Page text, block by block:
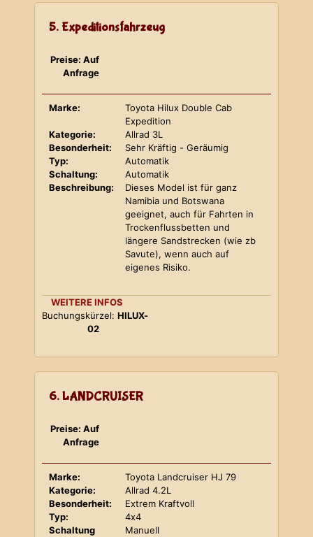
5. Expeditionsfahrzeug
Preise: Auf
Anfrage
Marke:
Toyota Hilux Double Cab
Expedition
Kategorie:
Allrad 3L
Besonderheit:
Sehr Kräftig - Geräumig
Typ:
Automatik
Schaltung:
Automatik
Beschreibung:
Dieses Model ist für ganz
Namibia und Botswana
geeignet, auch für Fahrten in
Trockenflussbetten und
längere Sandstrecken (wie zb
Savute), wenn auch auf
eigenes Risiko.
WEITERE INFOS
Buchungskürzel: HILUX-
02
6. LANDCRUISER
Preise: Auf
Anfrage
Marke:
Toyota Landcruiser HJ 79
Kategorie:
Allrad 4.2L
Besonderheit:
Extrem Kraftvoll
Typ:
4x4
Schaltung
Manuell